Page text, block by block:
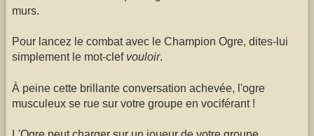
murs.
Pour lancez le combat avec le Champion Ogre, dites-lui
simplement le mot-clef vouloir.
À peine cette brillante conversation achevée, l'ogre
musculeux se rue sur votre groupe en vociférant !